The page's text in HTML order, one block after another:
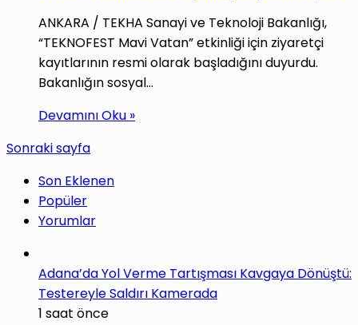
ANKARA / TEKHA Sanayi ve Teknoloji Bakanlığı,
“TEKNOFEST Mavi Vatan” etkinliği için ziyaretçi
kayıtlarının resmi olarak başladığını duyurdu.
Bakanlığın sosyal…
Devamını Oku »
Sonraki sayfa
Son Eklenen
Popüler
Yorumlar
Adana’da Yol Verme Tartışması Kavgaya Dönüştü:
Testereyle Saldırı Kamerada
1 saat önce